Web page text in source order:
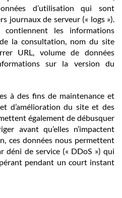
d’utilisation qui sont
journaux de serveur (« logs »).
contiennent les informations
la consultation, nom du site
URL, volume de données
sur la version du
à des fins de maintenance et
d’amélioration du site et des
également de débusquer
avant qu’elles n’impactent
ces données nous permettent
déni de service (« DDoS ») qui
pendant un court instant